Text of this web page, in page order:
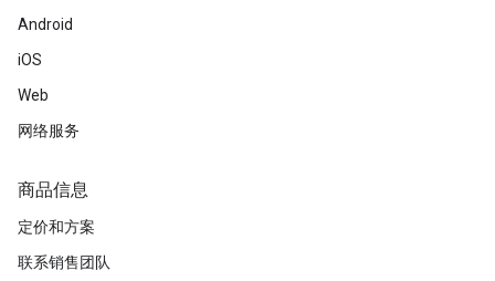
Android
iOS
Web
网络服务
商品信息
定价和方案
联系销售团队